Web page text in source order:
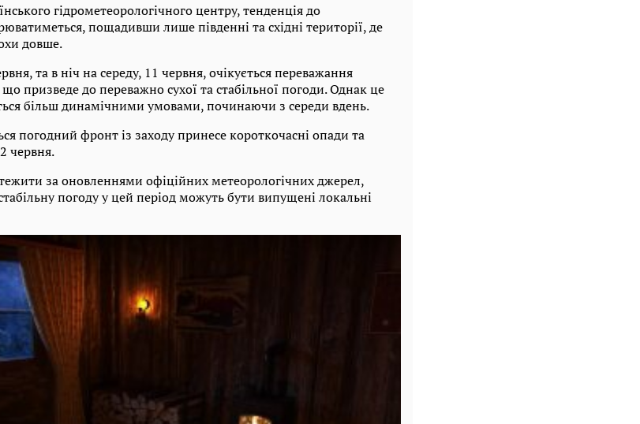
гідрометеорологічного центру, тенденція до
пощадивши лише південні та східні території, де
довше.
та в ніч на середу, 11 червня, очікується переважання
призведе до переважно сухої та стабільної погоди. Однак це
більш динамічними умовами, починаючи з середи вдень.
погодний фронт із заходу принесе короткочасні опади та
червня.
за оновленнями офіційних метеорологічних джерел,
погоду у цей період можуть бути випущені локальні